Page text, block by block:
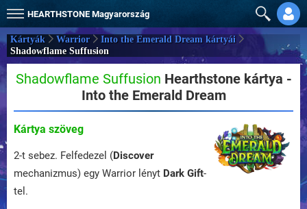
HEARTHSTONE Magyarország
Kártyák Warrior
Into the Emerald Dream kártyái
Shadowflame Suffusion
Shadowflame Suffusion Hearthstone kártya -
Into the Emerald Dream
Kártya szöveg
2-t sebez. Felfedezel (Discover
mechanizmus) egy Warrior lényt Dark Gift-
tel.